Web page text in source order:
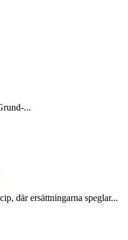
...
där ersättningarna speglar...